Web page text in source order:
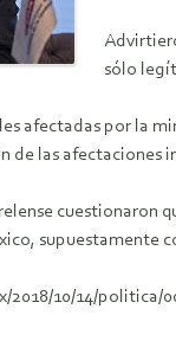
sólo
afectadas por la
de las
cuestionaron
supuestamente
10/14/politica/